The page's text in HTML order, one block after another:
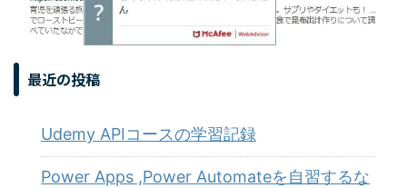
最近の投稿
Udemy APIコースの学習記録
Power Apps ,Power Automateを自習するな